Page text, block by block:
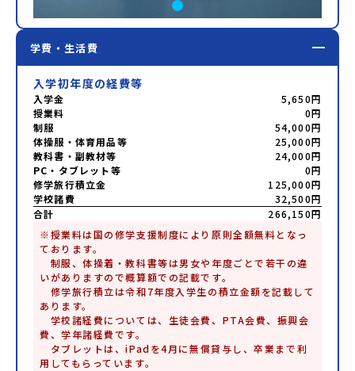
学費・生活費
入学初年度の経費等
入学金
5,650円
授業料
0円
制服
54,000円
体操服・体育用品等
25,000円
教科書・副教材等
24,000円
PC・タブレット等
0円
修学旅行積立金
125,000円
学校諸費
32,500円
合計
266,150円
※授業料は国の修学支援制度により原則全額無料となっ
ております。
制服、体操着・教科書等は男女や年度ごとで若干の違
いがありますので概算額での記載です。
修学旅行積立は令和7年度入学生の積立金額を記載して
あります。
学校諸経費については、生徒会費、PTA会費、振興会
費、学年諸経費です。
タブレットは、iPadを4月に無償貸与し、卒業まで利
用してもらっています。